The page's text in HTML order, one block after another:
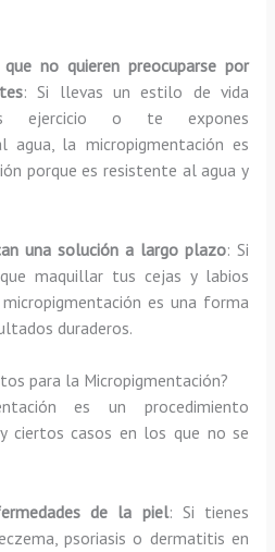
no quieren preocuparse por
: Si llevas un estilo de vida
ejercicio o te expones
agua, la micropigmentación es
porque es resistente al agua y
una solución a largo plazo: Si
maquillar tus cejas y labios
es una forma
duraderos.
para la Micropigmentación?
es un procedimiento
ciertos casos en los que no se
de la piel: Si tienes
psoriasis o dermatitis en